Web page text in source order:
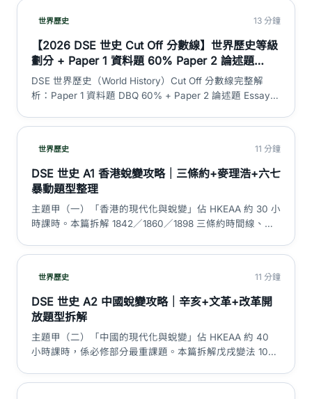
世界歷史 13 分鐘
【2026 DSE 世史 Cut Off 分數線】世界歷史等級
劃分 + Paper 1 資料題 60% Paper 2 論述題
40% 加權計算 + L1-5** 分數對照 + 3 大迷思拆
解｜DSE 神器
DSE 世界歷史（World History）Cut Off 分數線完整解
析：Paper 1 資料題 DBQ 60% + Paper 2 論述題 Essay
各等級考生百分比（官方數據）、考生匯報 cut off 估算、
國歷史。
世界歷史 11 分鐘
DSE 世史 A1 香港蛻變攻略｜三條約+麥理浩+六七
暴動題型整理
主題甲（一）「香港的現代化與蛻變」佔 HKEAA 約 30 小
時課時。本篇拆解 1842／1860／1898 三條約時間線、三
1974 成立、1984 中英聯合聲明同基本法 1990，附 5 大陷
世界歷史 11 分鐘
DSE 世史 A2 中國蛻變攻略｜辛亥+文革+改革開
放題型拆解
主題甲（二）「中國的現代化與蛻變」佔 HKEAA 約 40
小時課時，係必修部分最重課題。本篇拆解戊戌變法 103
1958–60、文革 1966–76、改革開放 1978 四階段，附必背